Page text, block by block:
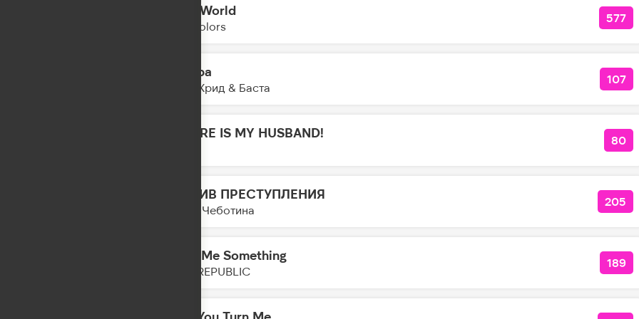
Mad World
Twocolors
577
Завтра
Егор Крид & Баста
107
WHERE IS MY HUSBAND! 80
МОТИВ ПРЕСТУПЛЕНИЯ
Люся Чеботина
205
Give Me Something
ONE REPUBLIC
189